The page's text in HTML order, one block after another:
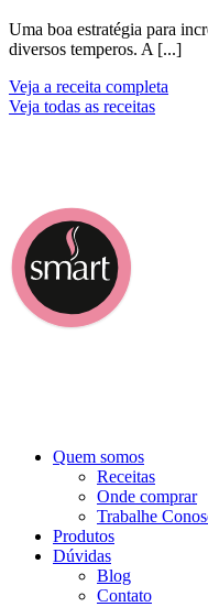
Uma boa estratégia para
diversos temperos. A [...]
Veja a receita completa
Veja todas as receitas
Quem somos
Receitas
Onde comprar
Trabalhe
Produtos
Dúvidas
Blog
Contato